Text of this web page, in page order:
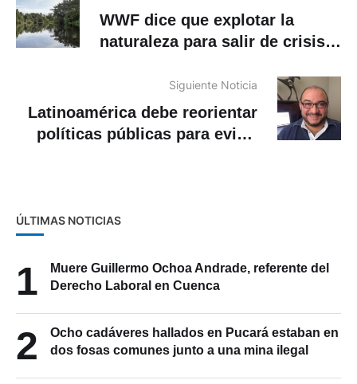
WWF dice que explotar la
naturaleza para salir de crisis
Siguiente Noticia
Latinoamérica debe reorientar
políticas públicas para evitar
ÚLTIMAS NOTICIAS
1
Muere Guillermo Ochoa Andrade, referente del
Derecho Laboral en Cuenca
2
Ocho cadáveres hallados en Pucará estaban en
dos fosas comunes junto a una mina ilegal